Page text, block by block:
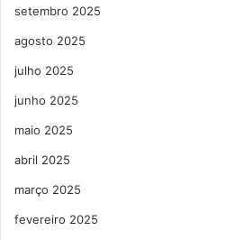
setembro 2025
agosto 2025
julho 2025
junho 2025
maio 2025
abril 2025
março 2025
fevereiro 2025